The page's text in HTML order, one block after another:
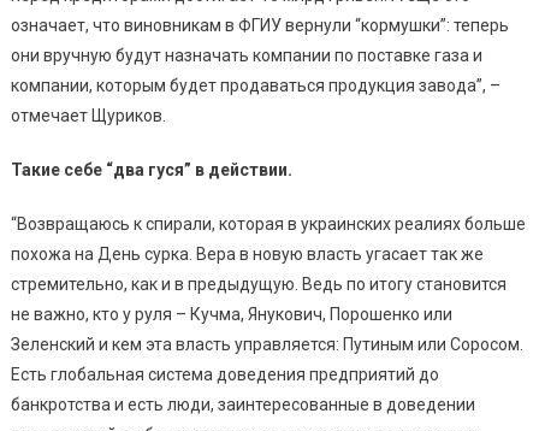
означает, что виновникам в ФГИУ вернули “кормушки”: теперь
они вручную будут назначать компании по поставке газа и
компании, которым будет продаваться продукция завода”, –
отмечает Щуриков.
Такие себе “два гуся” в действии.
“Возвращаюсь к спирали, которая в украинских реалиях больше
похожа на День сурка. Вера в новую власть угасает так же
стремительно, как и в предыдущую. Ведь по итогу становится
не важно, кто у руля – Кучма, Янукович, Порошенко или
Зеленский и кем эта власть управляется: Путиным или Соросом.
Есть глобальная система доведения предприятий до
банкротства и есть люди, заинтересованные в доведении